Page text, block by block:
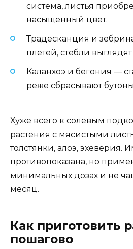
система, листья
насыщенный цвет.
Традесканция и
плетей, стебли
Каланхоэ и бегония —
реже сбрасывают
Хуже всего к солевым
растения с мясистыми
толстянки, алоэ, эхеверия.
противопоказана, но
минимальных дозах и не
месяц.
Как приготовить
пошагово